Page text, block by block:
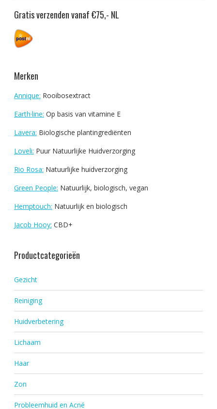
Gratis verzenden vanaf €75,- NL
Merken
Annique: Rooibosextract
Earth·line: Op basis van vitamine E
Lavera: Biologische plantingrediënten
Loveli: Puur Natuurlijke Huidverzorging
Rio Rosa: Natuurlijke huidverzorging
Green People: Natuurlijk, biologisch, vegan
Hemptouch: Natuurlijk en biologisch
Jacob Hooy: CBD+
Productcategorieën
Gezicht
Reiniging
Huidverbetering
Lichaam
Haar
Zon
Probleemhuid en Acné